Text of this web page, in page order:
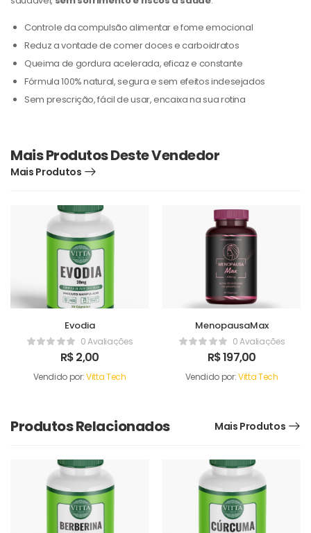
Controle da compulsão alimentar e fome emocional
Reduz a vontade de comer doces e carboidratos
Queima de gordura acelerada, eficaz e constante
Fórmula 100% natural, segura e sem efeitos indesejados
Sem prescrição, fácil de usar, encaixa na sua rotina
Mais Produtos Deste Vendedor
Mais Produtos
Evodia
0 Avaliações
R$2,00
Vendido por:Vitta Tech
MenopausaMax
0 Avaliações
R$197,00
Vendido por:Vitta Tech
Produtos Relacionados Mais Produtos